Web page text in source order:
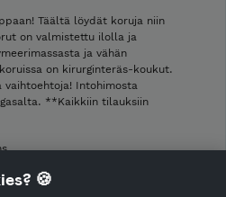
Täältä löydät koruja niin
on valmistettu ilolla ja
ja vähän
on kirurginteräs-koukut.
vaihtoehtoja! Intohimosta
**Kaikkiin tilauksiin
🍪